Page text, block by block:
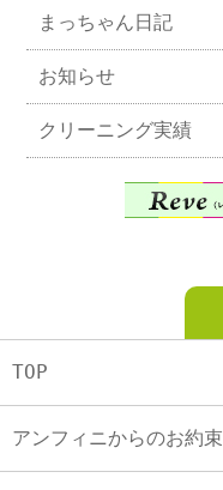
まっちゃん日記
お知らせ
クリーニング実績
TOP
アンフィニからのお約束